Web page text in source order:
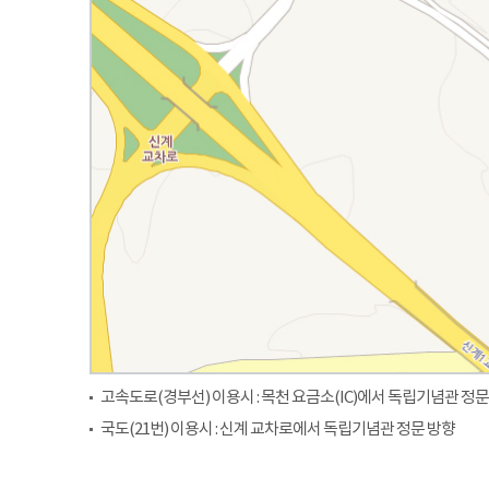
고속도로(경부선) 이용시 : 목천 요금소(IC)에서 독립기념관 정
국도(21번) 이용시 : 신계 교차로에서 독립기념관 정문 방향